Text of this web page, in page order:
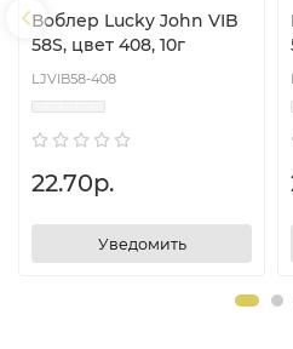
Воблер Lucky John VIB
58S, цвет 408, 10г
LJVIB58-408
22.70р.
Уведомить